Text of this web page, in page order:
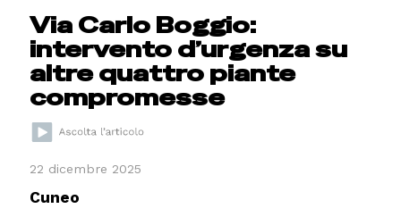
Via Carlo Boggio:
intervento d’urgenza su
altre quattro piante
compromesse
22 dicembre 2025
Cuneo